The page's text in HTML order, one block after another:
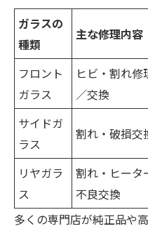
ガラスの
種類
主な修理内容
フロント
ガラス
ヒビ・割れ修
／交換
サイドガ
ラス
割れ・破損交
リヤガラ
ス
割れ・ヒータ
不良交換
多くの専門店が純正品や